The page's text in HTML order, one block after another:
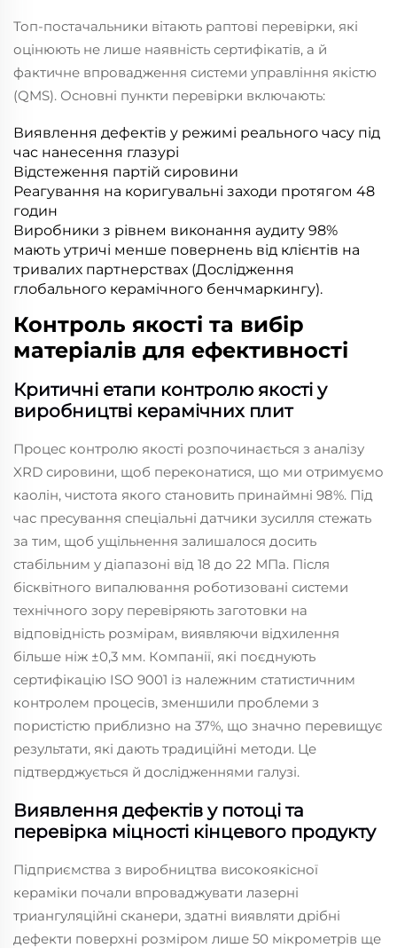
Топ-постачальники вітають раптові перевірки, які
оцінюють не лише наявність сертифікатів, а й
фактичне впровадження системи управління якістю
(QMS). Основні пункти перевірки включають:
Виявлення дефектів у режимі реального часу під
час нанесення глазурі
Відстеження партій сировини
Реагування на коригувальні заходи протягом 48
годин
Виробники з рівнем виконання аудиту 98%
мають утричі менше повернень від клієнтів на
тривалих партнерствах (Дослідження
глобального керамічного бенчмаркингу).
Контроль якості та вибір
матеріалів для ефективності
Критичні етапи контролю якості у
виробництві керамічних плит
Процес контролю якості розпочинається з аналізу
XRD сировини, щоб переконатися, що ми отримуємо
каолін, чистота якого становить принаймні 98%. Під
час пресування спеціальні датчики зусилля стежать
за тим, щоб ущільнення залишалося досить
стабільним у діапазоні від 18 до 22 МПа. Після
бісквітного випалювання роботизовані системи
технічного зору перевіряють заготовки на
відповідність розмірам, виявляючи відхилення
більше ніж ±0,3 мм. Компанії, які поєднують
сертифікацію ISO 9001 із належним статистичним
контролем процесів, зменшили проблеми з
пористістю приблизно на 37%, що значно перевищує
результати, які дають традиційні методи. Це
підтверджується й дослідженнями галузі.
Виявлення дефектів у потоці та
перевірка міцності кінцевого продукту
Підприємства з виробництва високоякісної
кераміки почали впроваджувати лазерні
триангуляційні сканери, здатні виявляти дрібні
дефекти поверхні розміром лише 50 мікрометрів ще